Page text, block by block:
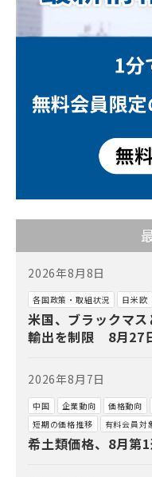
2026年8月8日
各国政策・取組状況 日米欧
米国、ブラックマ
輸出を制限 8月27
2026年8月7日
中国 企業動向 価格動向
短期の価格推移
有料会員対
希土類価格、8月第